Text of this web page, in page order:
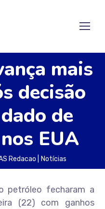
mais
decisão
de
EUA
Redacao Notícias
petróleo fecharam a
(22) com ganhos